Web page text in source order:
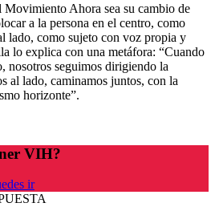
Ahora sea su cambio de
a la persona en el centro, como
lado, como sujeto con voz propia y
lo explica con una metáfora: “Cuando
nosotros seguimos dirigiendo la
al lado, caminamos juntos, con la
horizonte”.
VIH?
ir